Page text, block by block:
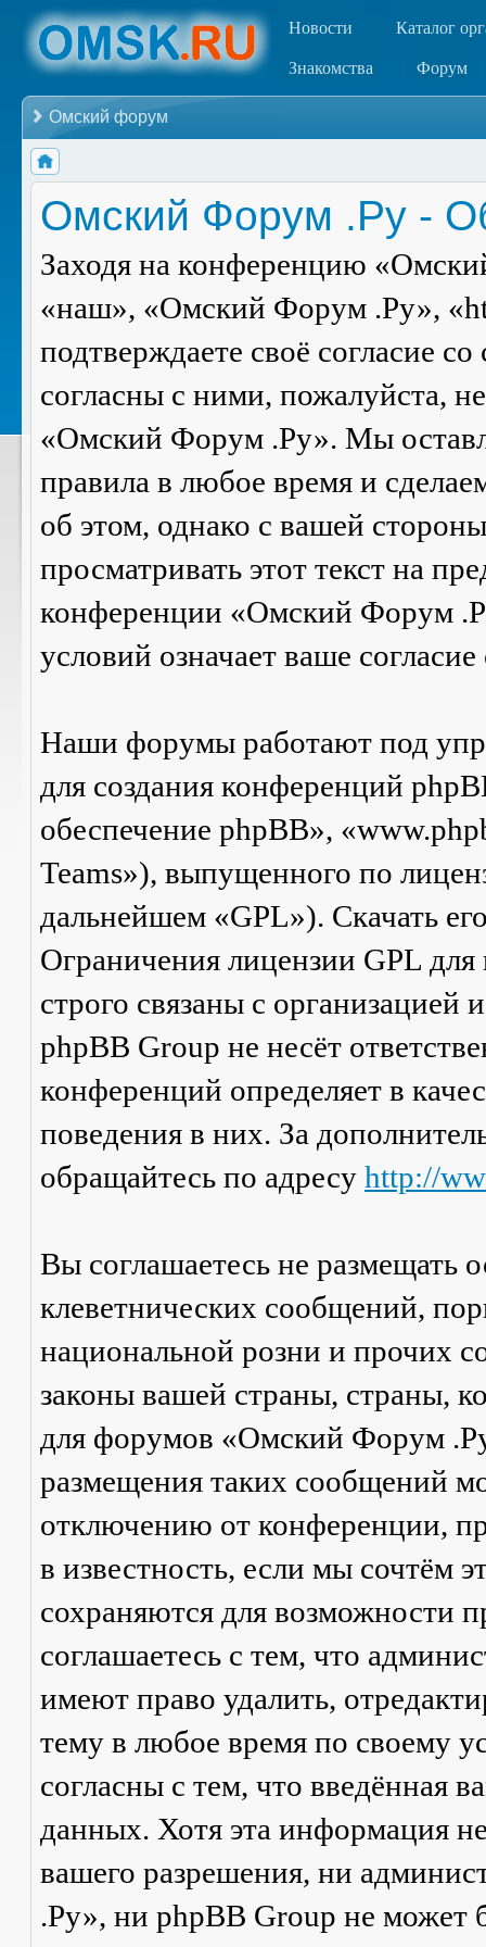
Новости Каталог
Знакомства Форум
Омский форум
Омский Форум .Ру -
Заходя на конференцию
«наш», «Омский Форум .Ру»,
подтверждаете своё согласие
согласны с ними, пожалуйста,
«Омский Форум .Ру». Мы
правила в любое время и
об этом, однако с вашей
просматривать этот текст на
конференции «Омский Форум
условий означает ваше
Наши форумы работают под
для создания конференций
обеспечение phpBB»,
Teams»), выпущенного по
дальнейшем «GPL»). Скачать
Ограничения лицензии GPL
строго связаны с
phpBB Group не несёт
конференций определяет в
поведения в них. За
обращайтесь по адресу http://
Вы соглашаетесь не размещать
клеветнических сообщений,
национальной розни и прочих
законы вашей страны, страны,
для форумов «Омский Форум
размещения таких сообщений
отключению от конференции,
в известность, если мы сочтём
сохраняются для возможности
соглашаетесь с тем, что
имеют право удалить,
тему в любое время по своему
согласны с тем, что введённая
данных. Хотя эта информация
вашего разрешения, ни
.Ру», ни phpBB Group не может